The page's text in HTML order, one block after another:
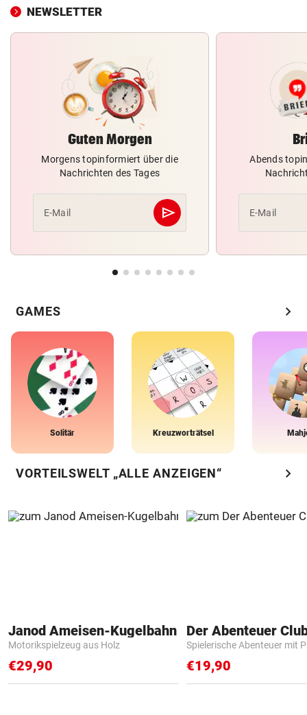
NEWSLETTER
Guten Morgen
Morgens topinformiert über die
Nachrichten des Tages
E-Mail send
Abschicken
Abends
E-Mail
GAMES chevron_right
Solitär Kreuzworträtsel
VORTEILSWELT „ALLE ANZEIGEN“ chevron_right
Janod Ameisen-Kugelbahn
Motorikspielzeug aus Holz
€29,90
Der Abenteuer
Spielerische Abenteuer mit
€19,90